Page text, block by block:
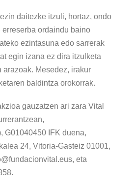
daitezke itzuli, hortaz, ondo
ordaindu baino
ezintasuna edo sarrerak
egin izana ez dira itzulketa
arazoak. Mesedez, irakur
baldintza orokorrak.
gauzatzen ari zara Vital
G01040450 IFK duena,
24, Vitoria-Gasteiz 01001,
eta